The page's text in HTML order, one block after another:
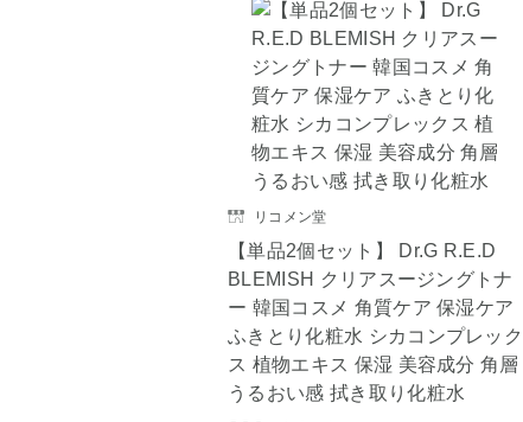
リコメン堂
【単品2個セット】 Dr.G R.E.D
BLEMISH クリアスージングトナ
ー 韓国コスメ 角質ケア 保湿ケア
ふきとり化粧水 シカコンプレック
ス 植物エキス 保湿 美容成分 角層
うるおい感 拭き取り化粧水